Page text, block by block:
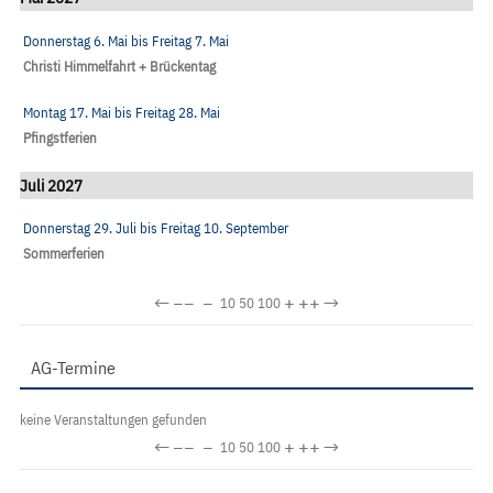
Donnerstag 6. Mai bis Freitag 7. Mai
Christi Himmelfahrt + Brückentag
Montag 17. Mai bis Freitag 28. Mai
Pfingstferien
Juli 2027
Donnerstag 29. Juli bis Freitag 10. September
Sommerferien
←−− − 10 50100 + ++→
AG-Termine
keine Veranstaltungen gefunden
←−− − 10 50100 + ++→